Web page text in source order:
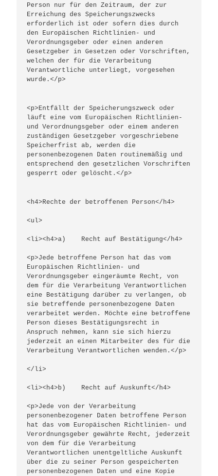
Person nur für den Zeitraum, der zur
Erreichung des Speicherungszwecks
erforderlich ist oder sofern dies durch
den Europäischen Richtlinien- und
Verordnungsgeber oder einen anderen
Gesetzgeber in Gesetzen oder Vorschriften,
welchen der für die Verarbeitung
Verantwortliche unterliegt, vorgesehen
wurde.</p>
<p>Entfällt der Speicherungszweck oder
läuft eine vom Europäischen Richtlinien-
und Verordnungsgeber oder einem anderen
zuständigen Gesetzgeber vorgeschriebene
Speicherfrist ab, werden die
personenbezogenen Daten routinemäßig und
entsprechend den gesetzlichen Vorschriften
gesperrt oder gelöscht.</p>
<h4>Rechte der betroffenen Person</h4>
<ul>
<li><h4>a)    Recht auf Bestätigung</h4>
<p>Jede betroffene Person hat das vom
Europäischen Richtlinien- und
Verordnungsgeber eingeräumte Recht, von
dem für die Verarbeitung Verantwortlichen
eine Bestätigung darüber zu verlangen, ob
sie betreffende personenbezogene Daten
verarbeitet werden. Möchte eine betroffene
Person dieses Bestätigungsrecht in
Anspruch nehmen, kann sie sich hierzu
jederzeit an einen Mitarbeiter des für die
Verarbeitung Verantwortlichen wenden.</p>
</li>
<li><h4>b)    Recht auf Auskunft</h4>
<p>Jede von der Verarbeitung
personenbezogener Daten betroffene Person
hat das vom Europäischen Richtlinien- und
Verordnungsgeber gewährte Recht, jederzeit
von dem für die Verarbeitung
Verantwortlichen unentgeltliche Auskunft
über die zu seiner Person gespeicherten
personenbezogenen Daten und eine Kopie